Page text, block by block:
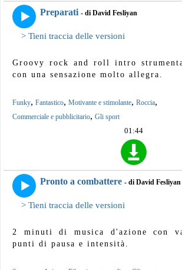
Preparati - di David Fesliyan
> Tieni traccia delle versioni
Groovy rock and roll intro
con una sensazione molto allegra.
Funky, Fantastico, Motivante e stimolante, Roccia,
Commerciale e pubblicitario, Gli sport
01:44
Pronto a combattere - di David Fesliyan
> Tieni traccia delle versioni
2 minuti di musica d'azione con
punti di pausa e intensità.